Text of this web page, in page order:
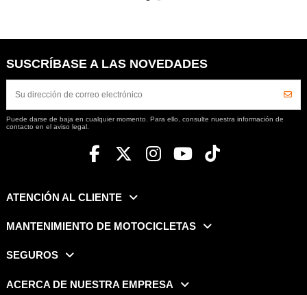
SUSCRÍBASE A LAS NOVEDADES
Puede darse de baja en cualquier momento. Para ello, consulte nuestra información de
contacto en el aviso legal.
ATENCIÓN AL CLIENTE
MANTENIMIENTO DE MOTOCICLETAS
SEGUROS
ACERCA DE NUESTRA EMPRESA